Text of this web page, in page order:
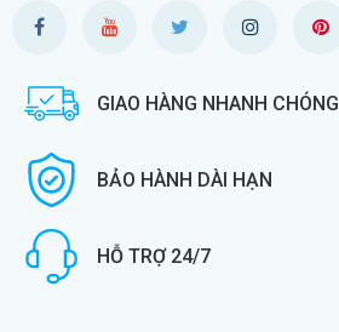
GIAO HÀNG NHANH CHÓNG
BẢO HÀNH DÀI HẠN
HỖ TRỢ 24/7